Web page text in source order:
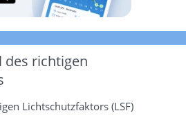
des richtigen
Lichtschutzfaktors (LSF)